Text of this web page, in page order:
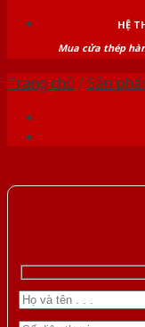
HỆ
Mua cửa thép
Trang chủ /Sản